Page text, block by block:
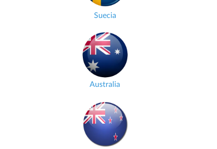
Suecia
Australia